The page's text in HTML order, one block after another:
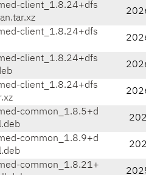
client_1.8.24+dfs
client_1.8.24+dfs
client_1.8.24+dfs
client_1.8.24+dfs
common_1.8.5+d
common_1.8.9+d
common_1.8.21+